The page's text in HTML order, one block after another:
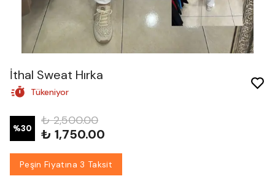
İthal Sweat Hırka
Tükeniyor
%30
₺ 2,500.00
₺ 1,750.00
Peşin Fiyatına 3 Taksit